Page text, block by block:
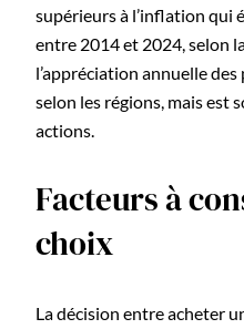
supérieurs à l’inflation qui
entre 2014 et 2024, selon
l’appréciation annuelle
selon les régions, mais est
actions.
Facteurs à
choix
La décision entre acheter